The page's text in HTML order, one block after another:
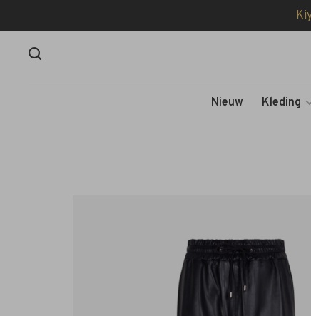
Nieuw Kleding